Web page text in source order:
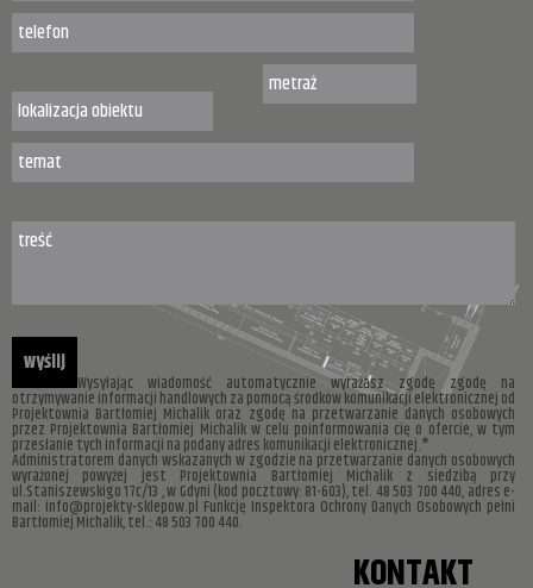
Wysyłając wiadomość automatycznie wyrażasz zgodę zgodę na
otrzymywanie informacji handlowych za pomocą środków komunikacji elektronicznej od
Projektownia Bartłomiej Michalik oraz zgodę na przetwarzanie danych osobowych
przez Projektownia Bartłomiej Michalik w celu poinformowania cię o ofercie, w tym
przesłanie tych informacji na podany adres komunikacji elektronicznej.*
Administratorem danych wskazanych w zgodzie na przetwarzanie danych osobowych
wyrażonej powyżej jest Projektownia Bartłomiej Michalik z siedzibą przy
ul.Staniszewskigo 17c/13 , w Gdyni (kod pocztowy: 81-603), tel. 48 503 700 440, adres e-
mail: info@projekty-sklepow.pl Funkcję Inspektora Ochrony Danych Osobowych pełni
Bartłomiej Michalik, tel.: 48 503 700 440.
KONTAKT